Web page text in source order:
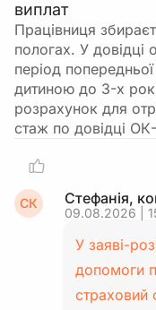
виплат
Працівниця
пологах. У довідці
період
дитиною до 3-х
розрахунок для
стаж по довідці
СК Стефанія,
09.08.2026 |
У заяві-
допомоги
страховий